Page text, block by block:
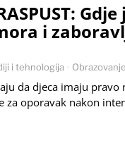
i
i tehnologija · Obrazovanje
da djeca imaju pravo
za oporavak nakon